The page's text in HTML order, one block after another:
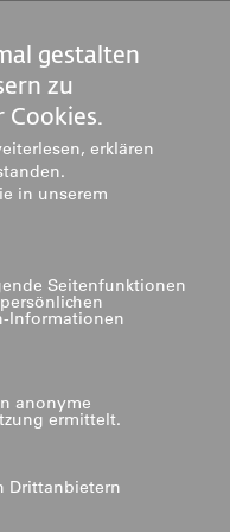
gestalten
zu
erklären
in unserem
Seitenfunktionen
Informationen
anonyme
ermittelt.
Drittanbietern